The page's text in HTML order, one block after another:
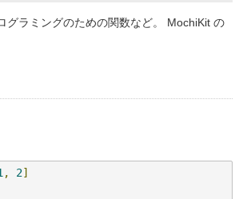
グラミングのための関数など。 MochiKit の
, 2]